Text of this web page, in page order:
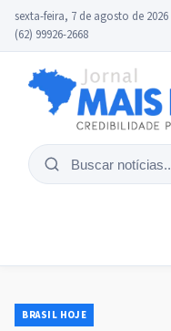
sexta-feira, 7 de agosto de 2026
(62) 99926-2668
Buscar
BRASIL HOJE